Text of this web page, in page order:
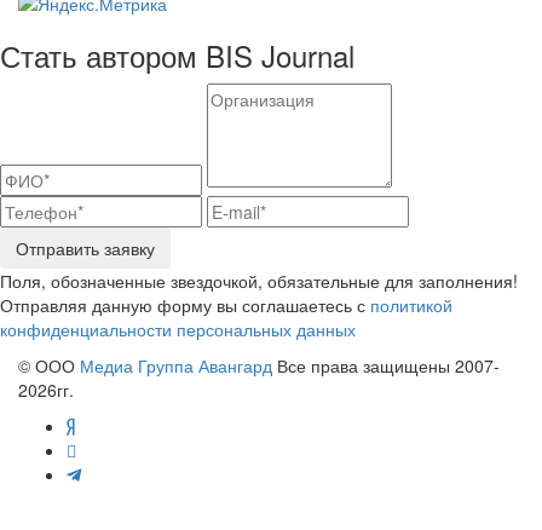
Стать автором BIS Journal
Отправить заявку
Поля, обозначенные звездочкой, обязательные для заполнения!
Отправляя данную форму вы соглашаетесь с политикой
конфиденциальности персональных данных
© ООО Медиа Группа Авангард Все права защищены 2007-
2026гг.